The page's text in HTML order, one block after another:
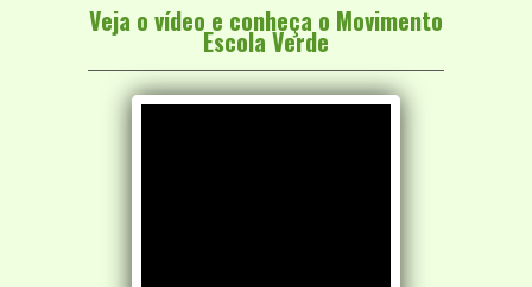
Veja o vídeo e conheça o Movimento
Escola Verde